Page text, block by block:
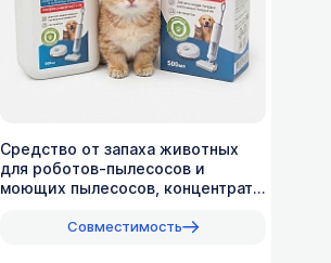
Средство от запаха животных
для роботов-пылесосов и
моющих пылесосов, концентрат
Совместимость